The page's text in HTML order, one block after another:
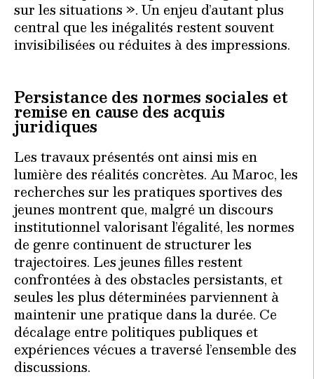
sur les situations ». Un enjeu d’autant plus
central que les inégalités restent souvent
invisibilisées ou réduites à des impressions.
Persistance des normes sociales et
remise en cause des acquis
juridiques
Les travaux présentés ont ainsi mis en
lumière des réalités concrètes. Au Maroc, les
recherches sur les pratiques sportives des
jeunes montrent que, malgré un discours
institutionnel valorisant l’égalité, les normes
de genre continuent de structurer les
trajectoires. Les jeunes filles restent
confrontées à des obstacles persistants, et
seules les plus déterminées parviennent à
maintenir une pratique dans la durée. Ce
décalage entre politiques publiques et
expériences vécues a traversé l’ensemble des
discussions.